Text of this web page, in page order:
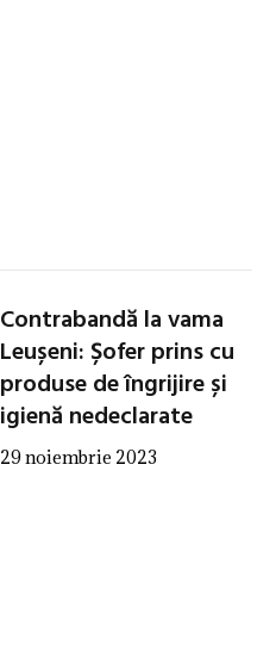
Contrabandă la vama
Leușeni: Șofer prins cu
produse de îngrijire și
igienă nedeclarate
29 noiembrie 2023